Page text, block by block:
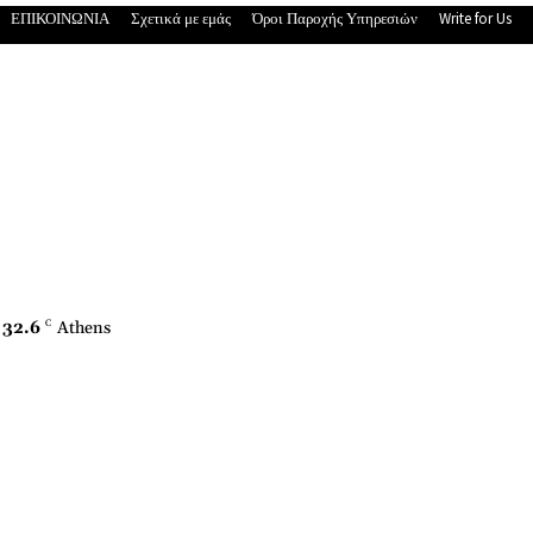
ΕΠΙΚΟΙΝΩΝΙΑ Σχετικά με εμάς Όροι Παροχής Υπηρεσιών Write for Us
32.6 C Athens